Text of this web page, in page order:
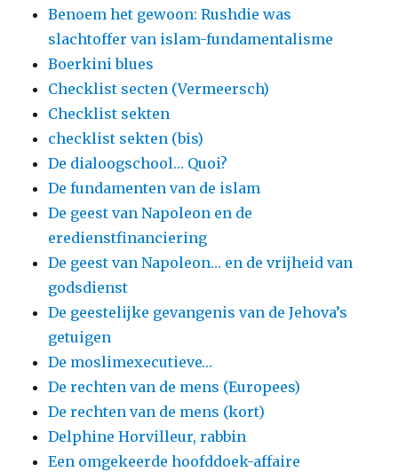
Benoem het gewoon: Rushdie was
slachtoffer van islam-fundamentalisme
Boerkini blues
Checklist secten (Vermeersch)
Checklist sekten
checklist sekten (bis)
De dialoogschool… Quoi?
De fundamenten van de islam
De geest van Napoleon en de
eredienstfinanciering
De geest van Napoleon… en de vrijheid van
godsdienst
De geestelijke gevangenis van de Jehova’s
getuigen
De moslimexecutieve…
De rechten van de mens (Europees)
De rechten van de mens (kort)
Delphine Horvilleur, rabbin
Een omgekeerde hoofddoek-affaire